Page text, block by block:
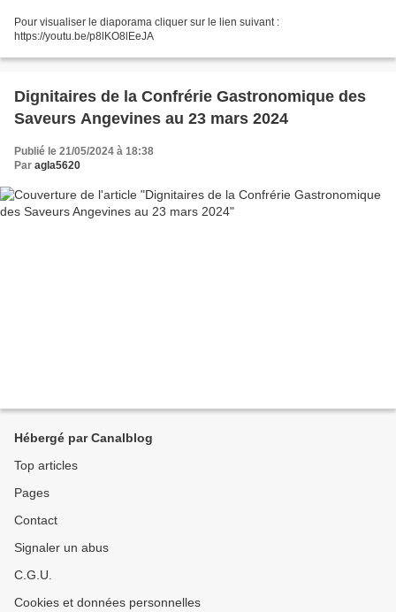
Pour visualiser le diaporama cliquer sur le lien suivant :
https://youtu.be/p8lKO8lEeJA
Dignitaires de la Confrérie Gastronomique des
Saveurs Angevines au 23 mars 2024
Publié le 21/05/2024 à 18:38
Par agla5620
Hébergé par Canalblog
Top articles
Pages
Contact
Signaler un abus
C.G.U.
Cookies et données personnelles